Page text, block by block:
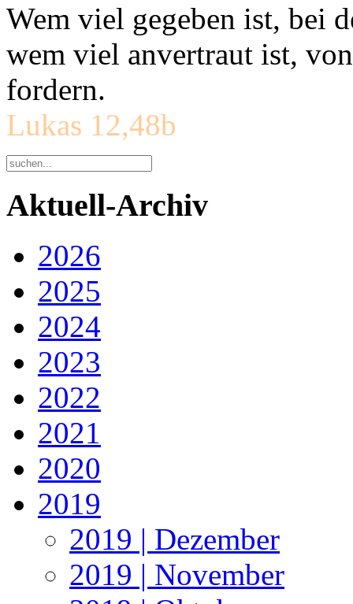
Wem viel gegeben ist, bei
wem viel anvertraut ist,
fordern.
Lukas 12,48b
Aktuell-Archiv
2026
2025
2024
2023
2022
2021
2020
2019
2019 | Dezember
2019 | November